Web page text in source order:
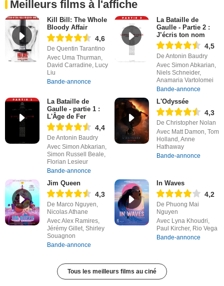
Meilleurs films à l'affiche
Kill Bill: The Whole
Bloody Affair
4,6
De Quentin Tarantino
Avec Uma Thurman,
David Carradine, Lucy
Liu
Bande-annonce
La Bataille de
Gaulle - Partie 2 :
J’écris ton nom
4,5
De Antonin Baudry
Avec Simon Abkarian,
Niels Schneider,
Anamaria Vartolomei
Bande-annonce
La Bataille de
Gaulle - partie 1 :
L'Âge de Fer
4,4
De Antonin Baudry
Avec Simon Abkarian,
Simon Russell Beale,
Florian Lesieur
Bande-annonce
L'Odyssée
4,3
De Christopher Nolan
Avec Matt Damon, Tom
Holland, Anne
Hathaway
Bande-annonce
Jim Queen
4,3
De Marco Nguyen,
Nicolas Athane
Avec Alex Ramires,
Jérémy Gillet, Shirley
Souagnon
Bande-annonce
In Waves
4,2
De Phuong Mai
Nguyen
Avec Lyna Khoudri,
Paul Kircher, Rio Vega
Bande-annonce
Tous les meilleurs films au ciné